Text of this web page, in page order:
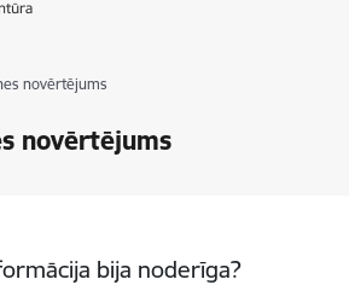
novērtējums
novērtējums
bija noderīga?